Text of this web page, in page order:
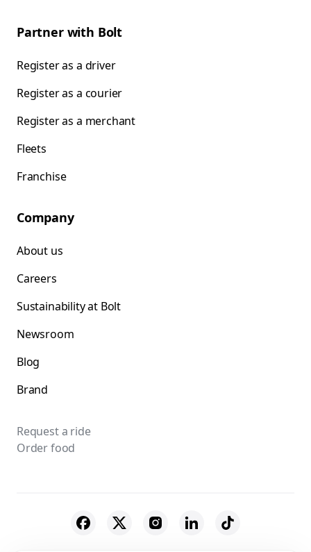
Partner with Bolt
Register as a driver
Register as a courier
Register as a merchant
Fleets
Franchise
Company
About us
Careers
Sustainability at Bolt
Newsroom
Blog
Brand
Request a ride
Order food